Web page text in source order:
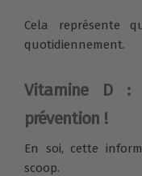
Cela représente
quotidiennement.
Vitamine D :
prévention !
En soi, cette
scoop.